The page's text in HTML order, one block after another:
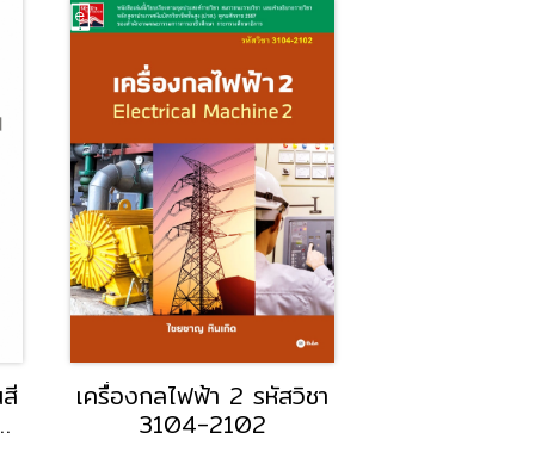
เครื่องกลไฟฟ้า 2 รหัสวิชา
3104-2102